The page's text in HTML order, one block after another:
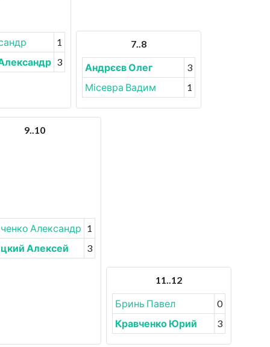
1
3
7..8
Андрєєв Олег
3
Місевра Вадим
1
9..10
Александр 1
Алексей
3
11..12
Бринь Павел
0
Кравченко Юрий
3